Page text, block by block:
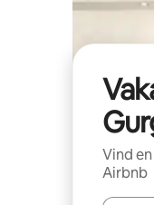
Vind
Airbnb